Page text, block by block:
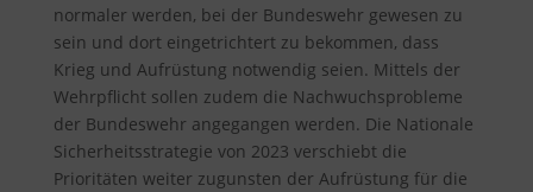
normaler werden, bei der Bundeswehr gewesen zu
sein und dort eingetrichtert zu bekommen, dass
Krieg und Aufrüstung notwendig seien. Mittels der
Wehrpflicht sollen zudem die Nachwuchsprobleme
der Bundeswehr angegangen werden. Die Nationale
Sicherheitsstrategie von 2023 verschiebt die
Prioritäten weiter zugunsten der Aufrüstung für die